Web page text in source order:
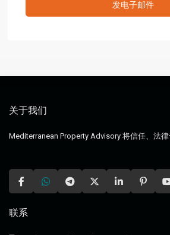
关于我们
Mediterranean Property Advisory 将信任、法
联系